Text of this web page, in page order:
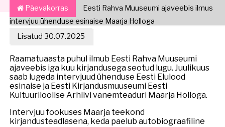
Päevakorras
Eesti Rahva Muuseumi ajaveebis ilmus
intervjuu ühenduse esinaise Maarja Holloga
Lisatud 30.07.2025
Raamatuaasta puhul ilmub Eesti Rahva Muuseumi
ajaveebis iga kuu kirjandusega seotud lugu. Juulikuus
saab lugeda intervjuud ühenduse Eesti Elulood
esinaise ja Eesti Kirjandusmuuseumi Eesti
Kultuuriloolise Arhiivi vanemteaduri Maarja Holloga.
Intervjuu fookuses Maarja teekond
kirjandusteadlasena, keda paelub autobiograafiline